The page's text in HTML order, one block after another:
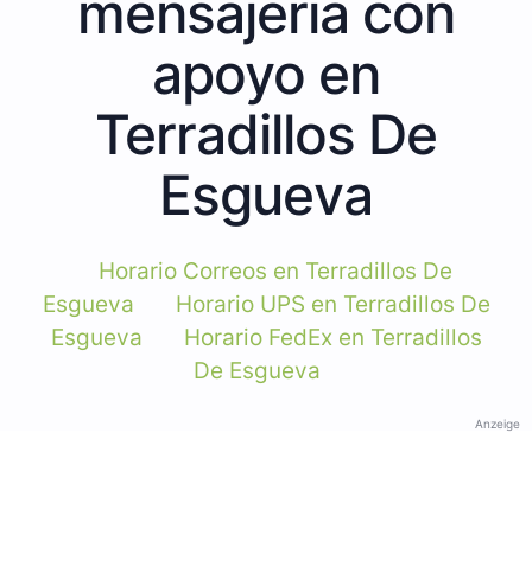
apoyo en
Terradillos De
Esgueva
Horario Correos en Terradillos De
Esgueva
Horario UPS en Terradillos De
Esgueva
Horario FedEx en Terradillos
De Esgueva
Anzeige